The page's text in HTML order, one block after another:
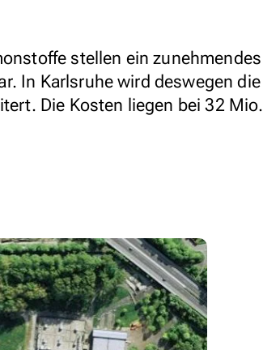
stellen ein zunehmendes
In Karlsruhe wird deswegen die
Die Kosten liegen bei 32 Mio.